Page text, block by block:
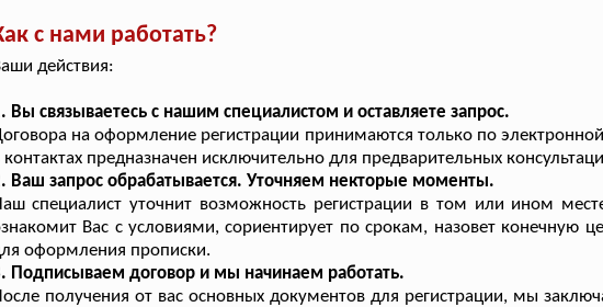
с нами работать?
действия:
Вы связываетесь с нашим специалистом и оставляете запрос.
на оформление регистрации принимаются только по
контактах предназначен исключительно для предварительных
Ваш запрос обрабатывается. Уточняем некторые моменты.
специалист уточнит возможность регистрации в том или ином
Вас с условиями, сориентирует по срокам, назовет конечную
оформления прописки.
Подписываем договор и мы начинаем работать.
получения от вас основных документов для регистрации, мы